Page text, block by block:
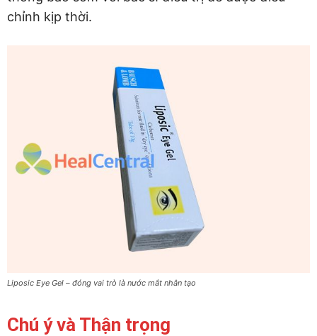
chỉnh kịp thời.
Liposic Eye Gel – đóng vai trò là nước mắt nhân tạo
Chú ý và Thận trọng